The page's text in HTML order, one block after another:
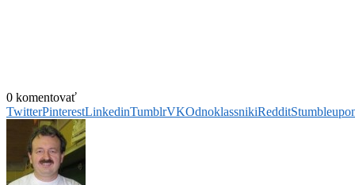
0 komentovať
TwitterPinterestLinkedinTumblrVKOdnoklassnikiReddit